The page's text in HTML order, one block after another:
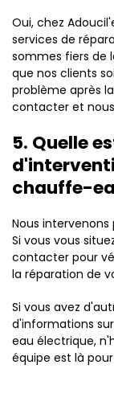
Oui, chez
services de
sommes fiers de
que nos clients
problème après
contacter et
5. Quelle
chauffe-
Nous
Si vous vous
contacter pour
la réparation de
Si vous avez
d'informations
eau électrique,
équipe est là